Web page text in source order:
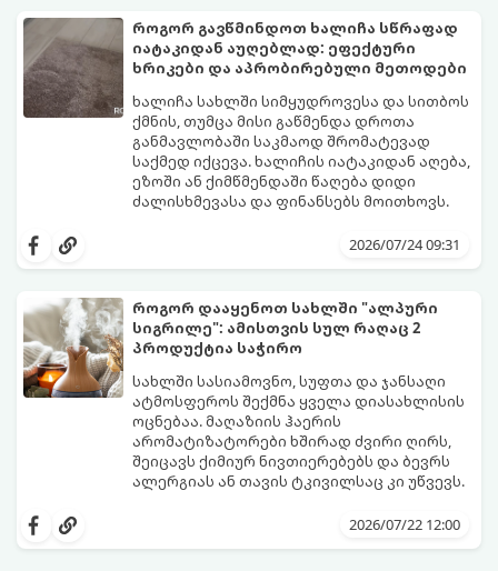
სასიამოვნო სიგრილე სპეციალური
ტექნიკის გარეშეც.
გთავაზობთ 10 საუკეთესო და
ხელმისაწვდომ მეთოდს:
როგორ გავწმინდოთ ხალიჩა სწრაფად
იატაკიდან აუღებლად: ეფექტური
ხრიკები და აპრობირებული მეთოდები
ხალიჩა სახლში სიმყუდროვესა და სითბოს
ქმნის, თუმცა მისი გაწმენდა დროთა
განმავლობაში საკმაოდ შრომატევად
საქმედ იქცევა. ხალიჩის იატაკიდან აღება,
ეზოში ან ქიმწმენდაში წაღება დიდი
ძალისხმევასა და ფინანსებს მოითხოვს.
ეფექტური, ბიუჯეტური და აპრობირებული
ლაქების ამოყვანასა და პირვანდელი
სიახლის დაბრუნებას.
2026/07/24 09:31
როგორ დააყენოთ სახლში "ალპური
სიგრილე": ამისთვის სულ რაღაც 2
პროდუქტია საჭირო
სახლში სასიამოვნო, სუფთა და ჯანსაღი
ატმოსფეროს შექმნა ყველა დიასახლისის
ოცნებაა. მაღაზიის ჰაერის
არომატიზატორები ხშირად ძვირი ღირს,
შეიცავს ქიმიურ ნივთიერებებს და ბევრს
ალერგიას ან თავის ტკივილსაც კი უწვევს.
სიგრილისა“ და სიახლის ეფექტის მიღწევა
2026/07/22 12:00